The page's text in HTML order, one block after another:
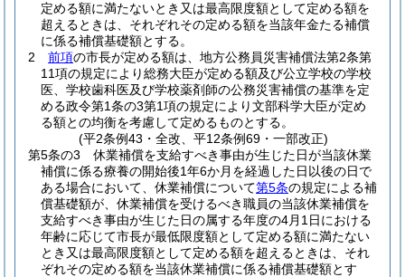
定める額に満たないとき又は最高限度額として定める額を
超えるときは、それぞれその定める額を当該年金たる補償
に係る補償基礎額とする。
2
前項の市長が定める額は、地方公務員災害補償法第2条第
11項の規定により総務大臣が定める額及び公立学校の学校
医、学校歯科医及び学校薬剤師の公務災害補償の基準を定
める政令第1条の3第1項の規定により文部科学大臣が定め
る額との均衡を考慮して定めるものとする。
(平2条例43・全改、平12条例69・一部改正)
第5条の3
休業補償を支給すべき事由が生じた日が当該休業
補償に係る療養の開始後1年6か月を経過した日以後の日で
ある場合において、休業補償について第5条の規定による補
償基礎額が、休業補償を受けるべき職員の当該休業補償を
支給すべき事由が生じた日の属する年度の4月1日における
年齢に応じて市長が最低限度額として定める額に満たない
とき又は最高限度額として定める額を超えるときは、それ
ぞれその定める額を当該休業補償に係る補償基礎額とす